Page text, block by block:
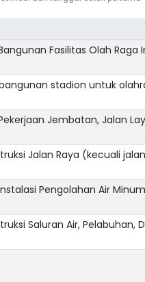
Fasilitas Olah Raga
stadion untuk
Jembatan, Jalan
Jalan Raya (kecuali
Pengolahan Air
Saluran Air, Pelabuhan,